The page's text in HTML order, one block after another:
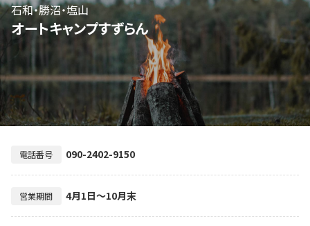
オートキャンプすずらん
石和・勝沼・塩山
電話番号 090-2402-9150
営業期間 4月1日～10月末